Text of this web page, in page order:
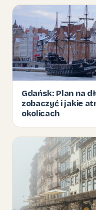
Gdańsk: Plan na
zobaczyć i jakie
okolicach